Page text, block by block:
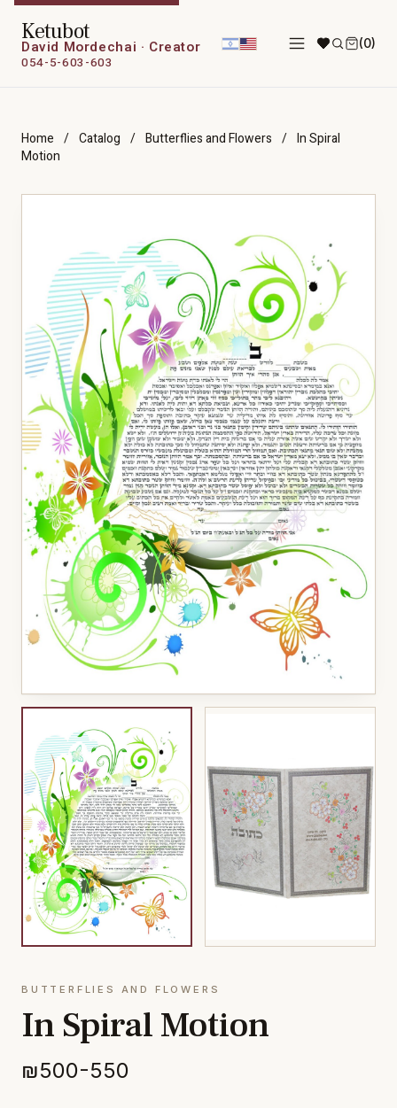
Ketubot
David Mordechai · Creator
054-5-603-603
(0)
Home / Catalog / Butterflies and Flowers / In Spiral
Motion
BUTTERFLIES AND FLOWERS
In Spiral Motion
₪500-550